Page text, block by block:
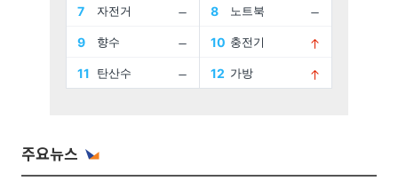
주요뉴스